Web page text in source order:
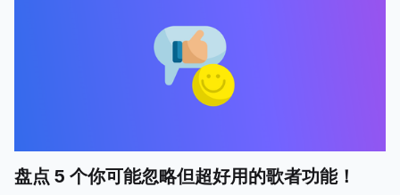
盘点 5 个你可能忽略但超好用的歌者功能！